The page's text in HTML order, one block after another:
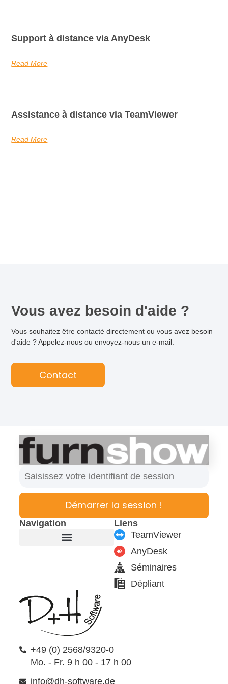
Support à distance via AnyDesk
Read More
Assistance à distance via TeamViewer
Read More
Vous avez besoin d'aide ?
Vous souhaitez être contacté directement ou vous avez besoin
d'aide ? Appelez-nous ou envoyez-nous un e-mail.
Contact
+49 (0) 2568/9320-0
Mo. - Fr. 9 h 00 - 17 h 00
info@dh-software.de
Navigation
Liens
TeamViewer
AnyDesk
Séminaires
Dépliant
Démarrer la session !